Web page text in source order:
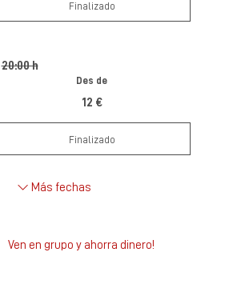
Finalizado
20:00 h
Des de
12 €
Finalizado
Más fechas
Ven en grupo y ahorra dinero!